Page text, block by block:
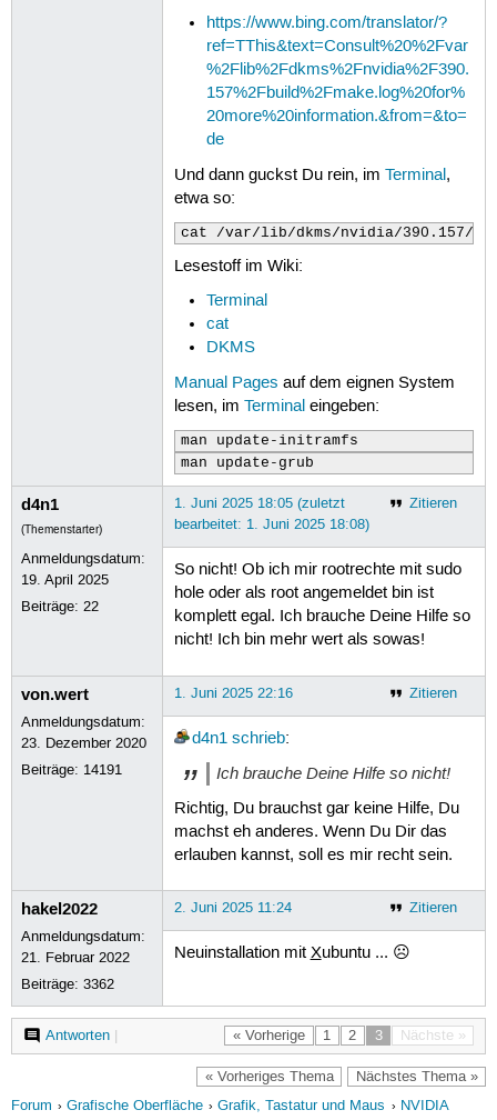
Entfernen von libxshmfence1:i386
Entfernen von libx11-6:i386
Entfernen von libxcb1:i386 (1.15-
Entfernen von libxdmcp6:i386
Entfernen von libbsd0:i386
nvidia-dkms-390 (390.157-
update-initramfs: deferring
INFO:Enable nvidia
DEBUG:Parsing /usr/share/ubuntu-
DEBUG:Parsing /usr/share/ubuntu-
DEBUG:Parsing /usr/share/ubuntu-
Removing old nvidia-390.157 DKMS
Loading new nvidia-390.157 DKMS
Building for 6.11.0-26-generic
Building for architecture x86_64
ERROR: Cannot create report:
.0.crash'
Error! Bad return status for
Consult /var/lib/dkms/nvidia/
dpkg: Fehler beim Bearbeiten des
»installiertes post-installation-
ss gab den Fehlerwert 10 zurück
Trigger für gnome-menus (3.36.0-
Trigger für libc-bin (2.39-
Trigger für man-db (2.12.0-
Trigger für desktop-file-utils
Trigger für initramfs-tools
update-initramfs: Generating /
Fehler traten auf beim Bearbeiten
E: Sub-process /usr/bin/dpkg
Paketlisten werden gelesen… Fertig
Abhängigkeitsbaum wird aufgebaut…
Statusinformationen werden
0 aktualisiert, 0 neu installiert,
1 nicht vollständig installiert
Nach dieser Operation werden 0 B
nvidia-dkms-390 (390.157-
INFO:Enable nvidia
DEBUG:Parsing /usr/share/ubuntu-
DEBUG:Parsing /usr/share/ubuntu-
DEBUG:Parsing /usr/share/ubuntu-
Loading new nvidia-390.157 DKMS
Building for 6.11.0-26-generic
Building for architecture x86_64
Building initial module for 6.11.0-
ERROR: Cannot create report:
.0.crash'
https://www.bing.com/translator/?
ref=TThis&text=Consult%20%2Fvar
%2Flib%2Fdkms%2Fnvidia%2F390.
157%2Fbuild%2Fmake.log%20for%
20more%20information.&from=&to=
de
Und dann guckst Du rein, im Terminal,
etwa so:
cat /var/lib/dkms/nvidia/390.157/
Lesestoff im Wiki:
Terminal
cat
DKMS
Manual Pages auf dem eignen System
lesen, im Terminaleingeben:
man update-initramfs
man update-grub
d4n1
(Themenstarter)
Anmeldungsdatum:
19. April 2025
Beiträge:22
Zitieren
1. Juni 2025 18:05 (zuletzt
bearbeitet: 1. Juni 2025 18:08)
So nicht! Ob ich mir rootrechte mit sudo
hole oder als root angemeldet bin ist
komplett egal. Ich brauche Deine Hilfe so
nicht! Ich bin mehr wert als sowas!
von.wert
Anmeldungsdatum:
23. Dezember 2020
Beiträge: 14191
Zitieren
1. Juni 2025 22:16
d4n1 schrieb:
Ich brauche Deine Hilfe so nicht!
Richtig, Du brauchst gar keine Hilfe, Du
machst eh anderes. Wenn Du Dir das
erlauben kannst, soll es mir recht sein.
hakel2022
Anmeldungsdatum:
21. Februar 2022
Beiträge:3362
Zitieren
2. Juni 2025 11:24
Neuinstallation mit Xubuntu ... ☹
« Vorherige 1 2 3 Nächste »
Antworten|
« Vorheriges Thema Nächstes Thema »
Forum Grafische Oberfläche Grafik, Tastatur und Maus
NVIDIA